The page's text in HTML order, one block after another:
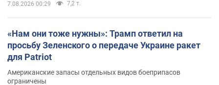
7.08.2026 00:29 7,2 т.
«Нам они тоже нужны»: Трамп ответил на
просьбу Зеленского о передаче Украине ракет
для Patriot
Американские запасы отдельных видов боеприпасов
ограничены